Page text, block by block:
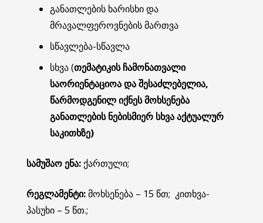
განათლების ხარისხი და
მრავალფეროვნების მართვა
სწავლება-სწავლა
სხვა (თემატიკის ჩამონათვალი
საორიენტაციოადაშესაძლებელია,
წარმოდგენილ იქნესმოხსენება
განათლების ნებისმიერ სხვააქტუალურ
საკითხზე)
სამუშაოენა: ქართული;
რეგლამენტი:მოხსენება – 15 წთ; კითხვა-
პასუხი – 5 წთ.;